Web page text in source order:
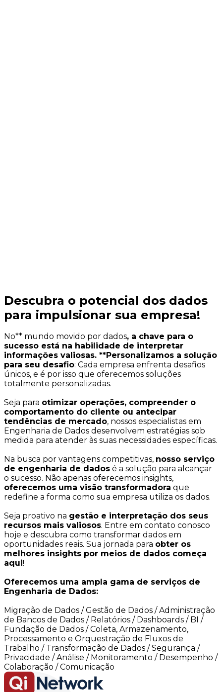
Descubra o potencial dos dados
para impulsionar sua empresa!
No** mundo movido por dados, a chave para o
sucesso está na habilidade de interpretar
informações valiosas. **Personalizamos a solução
para seu desafio: Cada empresa enfrenta desafios
únicos, e é por isso que oferecemos soluções
totalmente personalizadas.
Seja para otimizar operações, compreender o
comportamento do cliente ou antecipar
tendências de mercado, nossos especialistas em
Engenharia de Dados desenvolvem estratégias sob
medida para atender às suas necessidades específicas.
Na busca por vantagens competitivas, nosso serviço
de engenharia de dados é a solução para alcançar
o sucesso. Não apenas oferecemos insights,
oferecemos uma visão transformadora que
redefine a forma como sua empresa utiliza os dados.
Seja proativo na gestão e interpretação dos seus
recursos mais valiosos. Entre em contato conosco
hoje e descubra como transformar dados em
oportunidades reais. Sua jornada para obter os
melhores insights por meios de dados começa
aqui!
Oferecemos uma ampla gama de serviços de
Engenharia de Dados:
Migração de Dados / Gestão de Dados / Administração
de Bancos de Dados / Relatórios / Dashboards / BI /
Fundação de Dados / Coleta, Armazenamento,
Processamento e Orquestração de Fluxos de
Trabalho / Transformação de Dados / Segurança /
Privacidade / Análise / Monitoramento / Desempenho /
Colaboração / Comunicação